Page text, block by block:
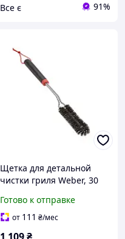
Все є 91%
Щетка для детальной
чистки гриля Weber, 30
Готово к отправке
от 111 ₴/мес